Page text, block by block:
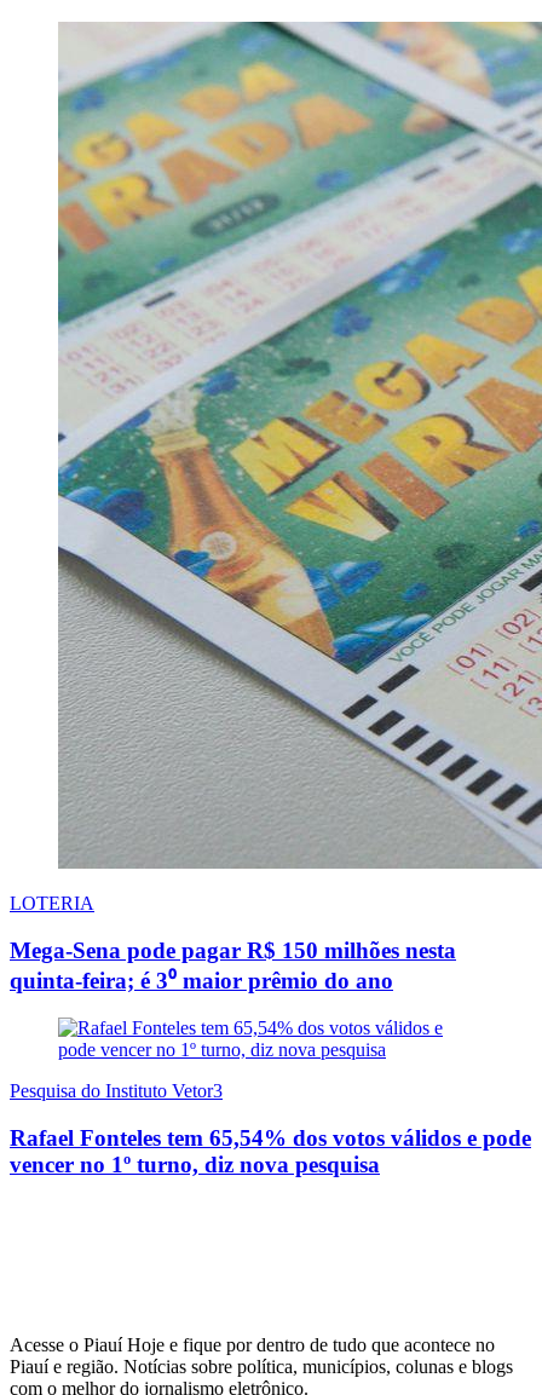
LOTERIA
Mega-Sena pode pagar R$ 150 milhões nesta
quinta-feira; é 3⁰ maior prêmio do ano
Pesquisa do Instituto Vetor3
Rafael Fonteles tem 65,54% dos votos válidos e pode
vencer no 1º turno, diz nova pesquisa
Acesse o Piauí Hoje e fique por dentro de tudo que acontece no
Piauí e região. Notícias sobre política, municípios, colunas e blogs
com o melhor do jornalismo eletrônico.